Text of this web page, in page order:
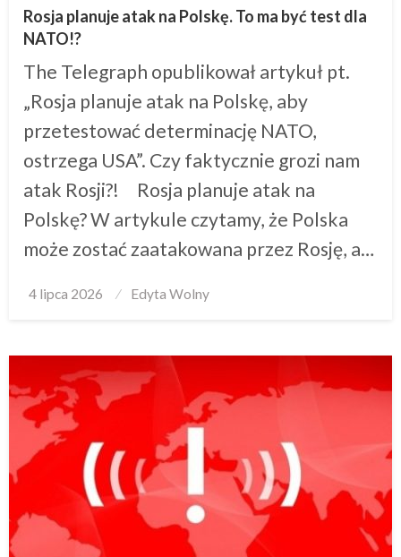
Rosja planuje atak na Polskę. To ma być test dla
NATO!?
The Telegraph opublikował artykuł pt.
„Rosja planuje atak na Polskę, aby
przetestować determinację NATO,
ostrzega USA”. Czy faktycznie grozi nam
atak Rosji?! Rosja planuje atak na
Polskę? W artykule czytamy, że Polska
może zostać zaatakowana przez Rosję, a…
Posted
4 lipca 2026 Edyta Wolny